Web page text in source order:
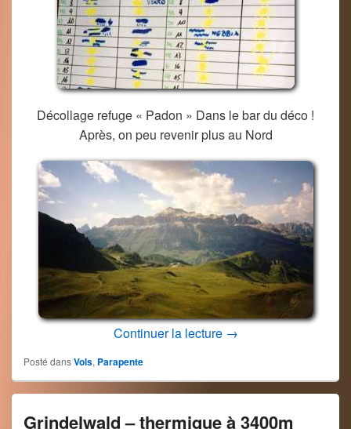
Décollage refuge « Padon » Dans le bar du déco !
Après, on peu revenir plus au Nord
Continuer la lecture Les Dolomites –
→
Posté dansVols, Parapente
Grindelwald – thermique à 3400m